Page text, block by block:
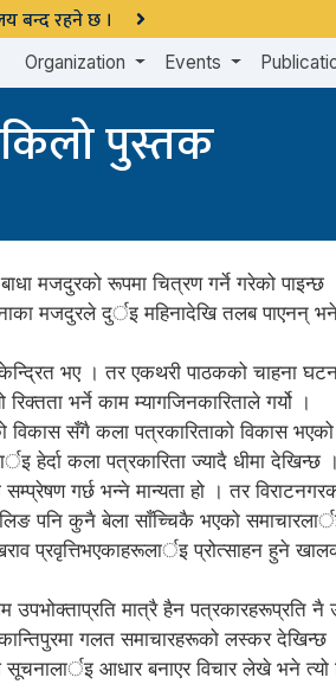
बन्द रहने छ ।
Organization Events
पुस्तक
मजदुरको रूपमा चित्रण गर्ने गरेको
मजदुरले दुर्इ महिनादेखि तलब पाएनन्
भए । तर एकथरी पाठकको चाहना घटना
भर्ने काम म्यागजिनकारिताले गर्यो ।
विकास सँगै कला पत्रकारिताको विकास
हेर्दा कला पत्रकारिता ज्यादै धीमा देखिन्छ ।
गर्छ भन्ने मान्यता हो । तर
पनि कुनै बेला साँच्चिकै भएको
प्रवृत्तिभएकाहरूलार्इ प्रोत्साहन हुने
मात्रै हैन पत्रकारहरूप्रति नै
गलत समाचारहरूको लस्कर
आधार बनाएर विचार लेखे भने त्यो